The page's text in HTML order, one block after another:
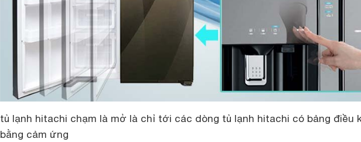
tủ lạnh hitachi chạm là mở là chỉ tới các dòng tủ lạnh hitachi có bảng điều
bằng cảm ứng